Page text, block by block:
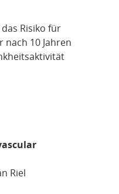
Risiko für
10 Jahren
Riel